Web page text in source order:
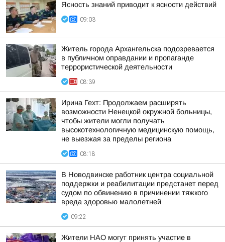
Ясность знаний приводит к ясности действий
09:03
Житель города Архангельска подозревается
в публичном оправдании и пропаганде
террористической деятельности
08:39
Ирина Гехт: Продолжаем расширять
возможности Ненецкой окружной больницы,
чтобы жители могли получать
высокотехнологичную медицинскую помощь,
не выезжая за пределы региона
08:18
В Новодвинске работник центра социальной
поддержки и реабилитации предстанет перед
судом по обвинению в причинении тяжкого
вреда здоровью малолетней
09:22
Жители НАО могут принять участие в